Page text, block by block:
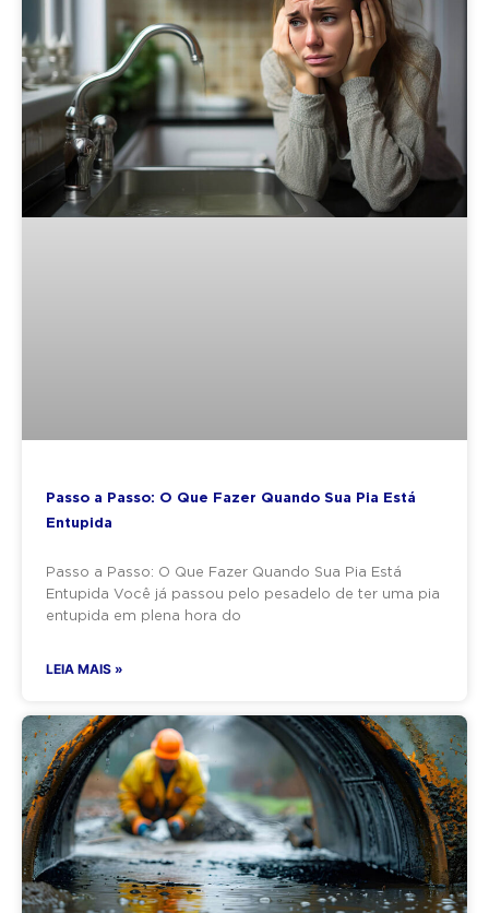
Passo a Passo: O Que Fazer Quando Sua Pia Está
Entupida
Passo a Passo: O Que Fazer Quando Sua Pia Está
Entupida Você já passou pelo pesadelo de ter uma pia
entupida em plena hora do
LEIA MAIS »